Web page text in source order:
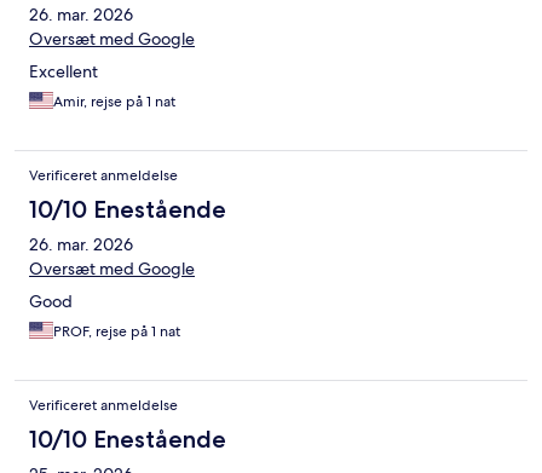
26. mar. 2026
Oversæt med Google
Excellent
Amir, rejse på 1 nat
Verificeret anmeldelse
10/10 Enestående
26. mar. 2026
Oversæt med Google
Good
PROF, rejse på 1 nat
Verificeret anmeldelse
10/10 Enestående